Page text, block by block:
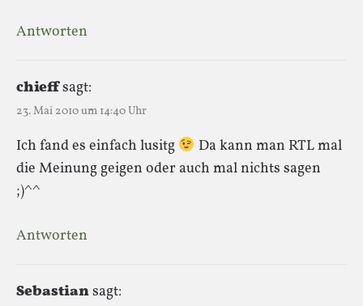
Antworten
chieffsagt:
23. Mai 2010 um 14:40 Uhr
Ich fand es einfach lusitg
Da kann man RTL mal
die Meinung geigen oder auch mal nichts sagen
;)^^
Antworten
Sebastiansagt: